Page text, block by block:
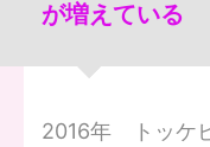
が増えている
2016年 トッケ